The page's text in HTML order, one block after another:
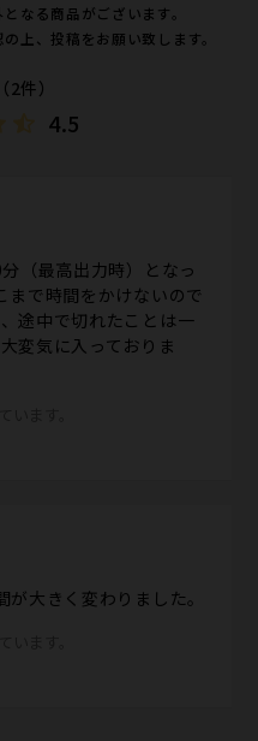
なる商品がございます。
上、投稿をお願い致します。
件）
4.5
（最高出力時）となっ
まで時間をかけないので
途中で切れたことは一
変気に入っておりま
大きく変わりました。